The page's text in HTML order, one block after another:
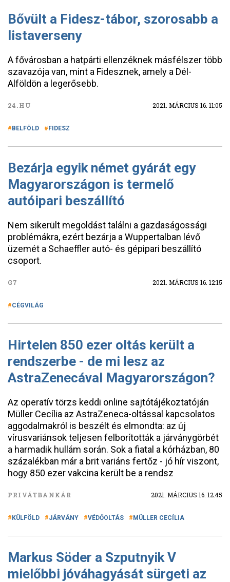
Bővült a Fidesz-tábor, szorosabb a
listaverseny
A fővárosban a hatpárti ellenzéknek másfélszer több
szavazója van, mint a Fidesznek, amely a Dél-
Alföldön a legerősebb.
24.HU 2021. MÁRCIUS 16. 11:05
BELFÖLD FIDESZ
Bezárja egyik német gyárát egy
Magyarországon is termelő
autóipari beszállító
Nem sikerült megoldást találni a gazdaságossági
problémákra, ezért bezárja a Wuppertalban lévő
üzemét a Schaeffler autó- és gépipari beszállító
csoport.
G7 2021. MÁRCIUS 16. 12:15
CÉGVILÁG
Hirtelen 850 ezer oltás került a
rendszerbe - de mi lesz az
AstraZenecával Magyarországon?
Az operatív törzs keddi online sajtótájékoztatóján
Müller Cecília az AstraZeneca-oltással kapcsolatos
aggodalmakról is beszélt és elmondta: az új
vírusvariánsok teljesen felborították a járványgörbét
a harmadik hullám során. Sok a fiatal a kórházban, 80
százalékban már a brit variáns fertőz - jó hír viszont,
hogy 850 ezer vakcina került be a rendsz
PRIVÁTBANKÁR 2021. MÁRCIUS 16. 12:45
KÜLFÖLD JÁRVÁNY VÉDŐOLTÁS MÜLLER CECÍLIA
Markus Söder a Szputnyik V
mielőbbi jóváhagyását sürgeti az